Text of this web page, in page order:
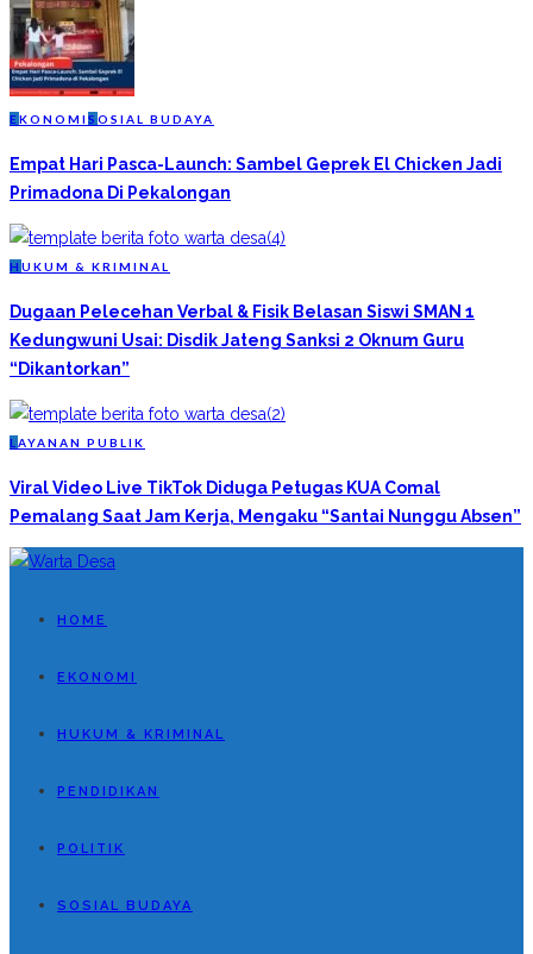
EKONOMI S OSIAL BUDAYA
Empat Hari Pasca-Launch: Sambel Geprek El Chicken Jadi
Primadona Di Pekalongan
H UKUM & KRIMINAL
Dugaan Pelecehan Verbal & Fisik Belasan Siswi SMAN 1
Kedungwuni Usai: Disdik Jateng Sanksi 2 Oknum Guru
“Dikantorkan”
L AYANAN PUBLIK
Viral Video Live TikTok Diduga Petugas KUA Comal
Pemalang Saat Jam Kerja, Mengaku “Santai Nunggu Absen”
HOME
EKONOMI
HUKUM & KRIMINAL
PENDIDIKAN
POLITIK
SOSIAL BUDAYA